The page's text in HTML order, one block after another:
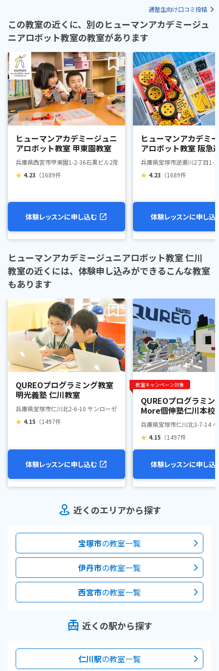
通塾生向け口コミ投稿
この教室の近くに、別のヒューマンアカデミージュ
ニアロボット教室の教室があります
ヒューマンアカデミージュニ
アロボット教室 甲東園教室
兵庫県西宮市甲東園1-2-36石黒ビル2階
★ 4.23 （1689件
体験レッスンに申し込む
ヒューマンアカデミ
アロボット教室 阪急
駅前教室
兵庫県宝塚市逆瀬川2丁目1-
★ 4.23 （1689件
体験レッスンに申し込
ヒューマンアカデミージュニアロボット教室 仁川
教室の近くには、体験申し込みができるこんな教室
もあります
QUREOプログラミング教室
明光義塾 仁川教室
兵庫県宝塚市仁川北2-6-10 サンローゼ仁川 2F
★ 4.15 （1497件
体験レッスンに申し込む
教室キャンペーン対象
QUREOプログラミン
More個伸塾仁川本校
兵庫県宝塚市仁川北3-7-14
★ 4.15 （1497件
体験レッスンに申し込
近くのエリアから探す
宝塚市の教室一覧
伊丹市の教室一覧
西宮市の教室一覧
近くの駅から探す
仁川駅の教室一覧